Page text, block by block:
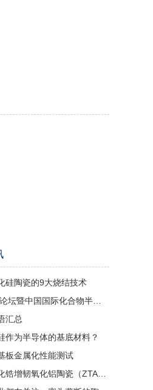
硅陶瓷的9大烧结技术
汇总
作为半导体的基底材料？
板金属化性能测试